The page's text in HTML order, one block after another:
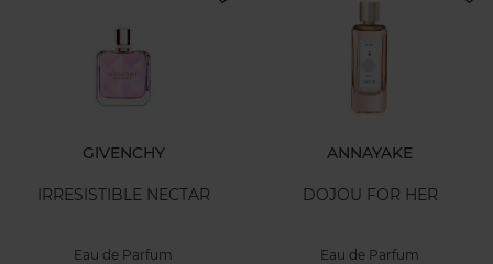
GIVENCHY
IRRESISTIBLE NECTAR
Eau de Parfum
ANNAYAKE
DOJOU FOR HER
Eau de Parfum